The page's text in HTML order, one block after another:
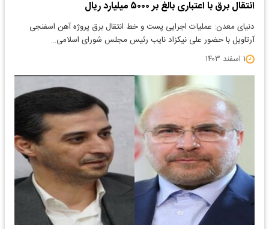
انتقال برق با اعتباری بالغ بر ۵۰۰۰ میلیارد ریال
دنیای معدن: عملیات اجرایی پست و خط انتقال برق پروژه آهن اسفنجی
آرتاویل با حضور علی نیکزاد نایب رئیس مجلس شورای اسلامی…
۱ اسفند ۱۴۰۳